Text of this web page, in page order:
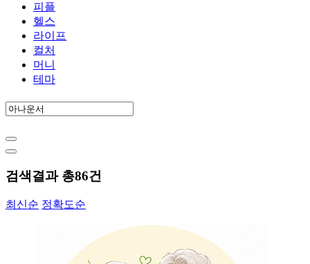
피플
헬스
라이프
컬처
머니
테마
검색결과 총86건
최신순 정확도순